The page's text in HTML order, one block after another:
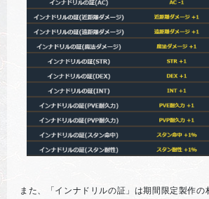
また、「インナドリルの証」は期間限定製作の